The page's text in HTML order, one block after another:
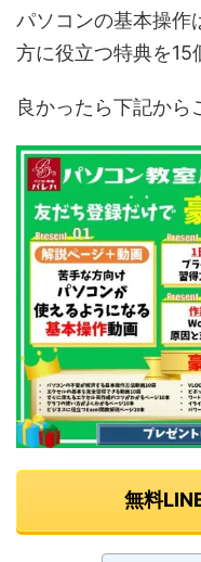
パソコンの基本操作
方に役立つ特典を15
良かったら下記から
無料